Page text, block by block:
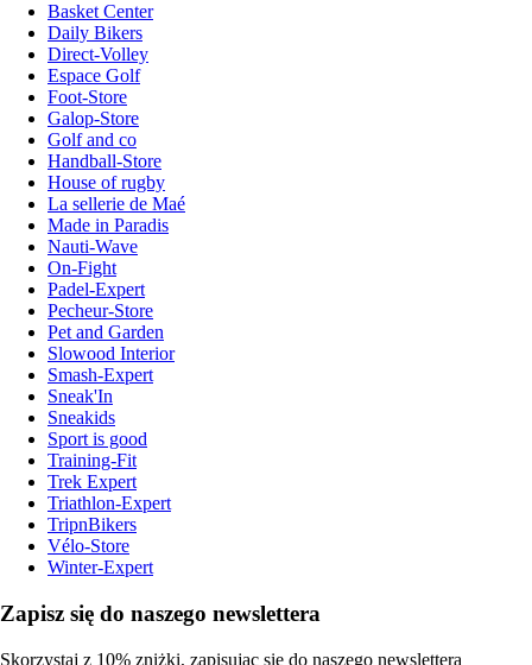
Basket Center
Daily Bikers
Direct-Volley
Espace Golf
Foot-Store
Galop-Store
Golf and co
Handball-Store
House of rugby
La sellerie de Maé
Made in Paradis
Nauti-Wave
On-Fight
Padel-Expert
Pecheur-Store
Pet and Garden
Slowood Interior
Smash-Expert
Sneak'In
Sneakids
Sport is good
Training-Fit
Trek Expert
Triathlon-Expert
TripnBikers
Vélo-Store
Winter-Expert
Zapisz się do naszego newslettera
Skorzystaj z 10% zniżki, zapisując się do naszego newslettera